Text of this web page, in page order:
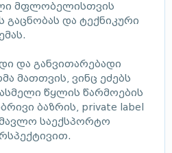
მფლობელისთვის
გაცნობას და ტექნიკური
და განვითარებადი
მათთვის, ვინც ეძებს
წყლის წარმოების
ბაზრის, private label
საექსპორტო